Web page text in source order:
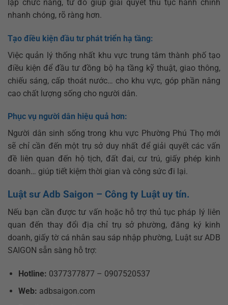
lặp chức năng, từ đó giúp giải quyết thủ tục hành chính
nhanh chóng, rõ ràng hơn.
Tạo điều kiện đầu tư phát triển hạ tầng:
Việc quản lý thống nhất khu vực trung tâm thành phố tạo
điều kiện để đầu tư đồng bộ hạ tầng kỹ thuật, giao thông,
chiếu sáng, cấp thoát nước… cho khu vực, góp phần nâng
cao chất lượng sống cho người dân.
Phục vụ người dân hiệu quả hơn:
Người dân sinh sống trong khu vực Phường Phú Thọ mới
sẽ chỉ cần đến một trụ sở duy nhất để giải quyết các vấn
đề liên quan đến hộ tịch, đất đai, cư trú, giấy phép kinh
doanh… giúp tiết kiệm thời gian và công sức đi lại.
Luật sư Adb Saigon – Công ty Luật uy tín.
Nếu bạn cần được tư vấn hoặc hỗ trợ thủ tục pháp lý liên
quan đến thay đổi địa chỉ trụ sở phường, đăng ký kinh
doanh, giấy tờ cá nhân sau sáp nhập phường, Luật sư ADB
SAIGON sẵn sàng hỗ trợ:
Hotline: 0377377877 – 0907520537
Web: adbsaigon.com